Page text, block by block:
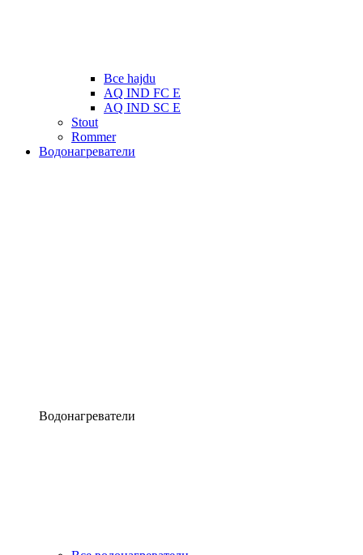
Все hajdu
AQ IND FC E
AQ IND SC E
Stout
Rommer
Водонагреватели
Водонагреватели